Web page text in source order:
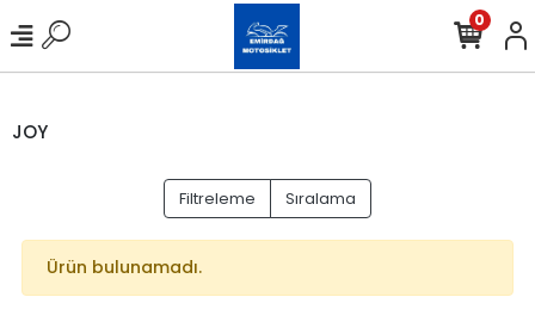
0
JOY
Filtreleme Sıralama
Ürün bulunamadı.